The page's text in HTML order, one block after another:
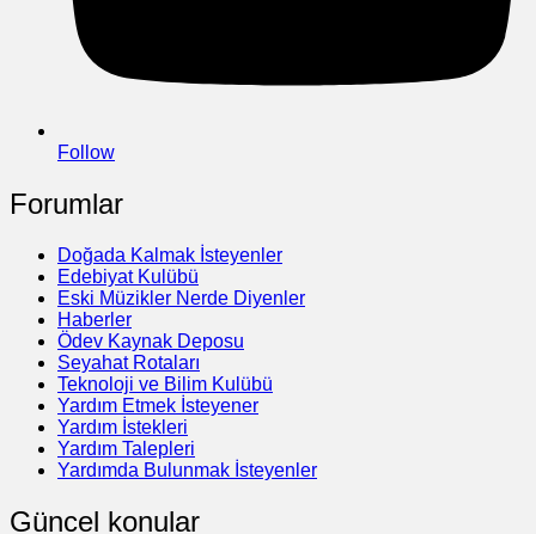
Follow
Forumlar
Doğada Kalmak İsteyenler
Edebiyat Kulübü
Eski Müzikler Nerde Diyenler
Haberler
Ödev Kaynak Deposu
Seyahat Rotaları
Teknoloji ve Bilim Kulübü
Yardım Etmek İsteyener
Yardım İstekleri
Yardım Talepleri
Yardımda Bulunmak İsteyenler
Güncel konular